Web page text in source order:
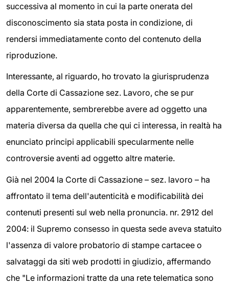
successiva al momento in cui la parte onerata del
disconoscimento sia stata posta in condizione, di
rendersi immediatamente conto del contenuto della
riproduzione.
Interessante, al riguardo, ho trovato la giurisprudenza
della Corte di Cassazione sez. Lavoro, che se pur
apparentemente, sembrerebbe avere ad oggetto una
materia diversa da quella che qui ci interessa, in realtà ha
enunciato principi applicabili specularmente nelle
controversie aventi ad oggetto altre materie.
Già nel 2004 la Corte di Cassazione – sez. lavoro – ha
affrontato il tema dell'autenticità e modificabilità dei
contenuti presenti sul web nella pronuncia. nr. 2912 del
2004: il Supremo consesso in questa sede aveva statuito
l'assenza di valore probatorio di stampe cartacee o
salvataggi da siti web prodotti in giudizio, affermando
che "Le informazioni tratte da una rete telematica sono